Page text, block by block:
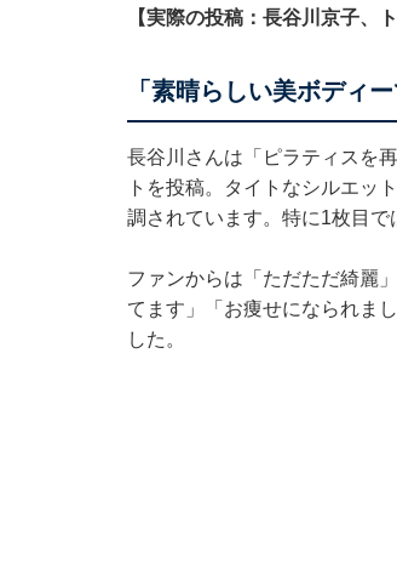
【実際の投稿：長谷川京子、
「素晴らしい美ボディー
長谷川さんは「ピラティスを
トを投稿。タイトなシルエッ
調されています。特に1枚目で
ファンからは「ただただ綺麗
てます」「お痩せになられま
した。